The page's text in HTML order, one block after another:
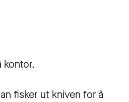
kontor.
fisker ut kniven for å